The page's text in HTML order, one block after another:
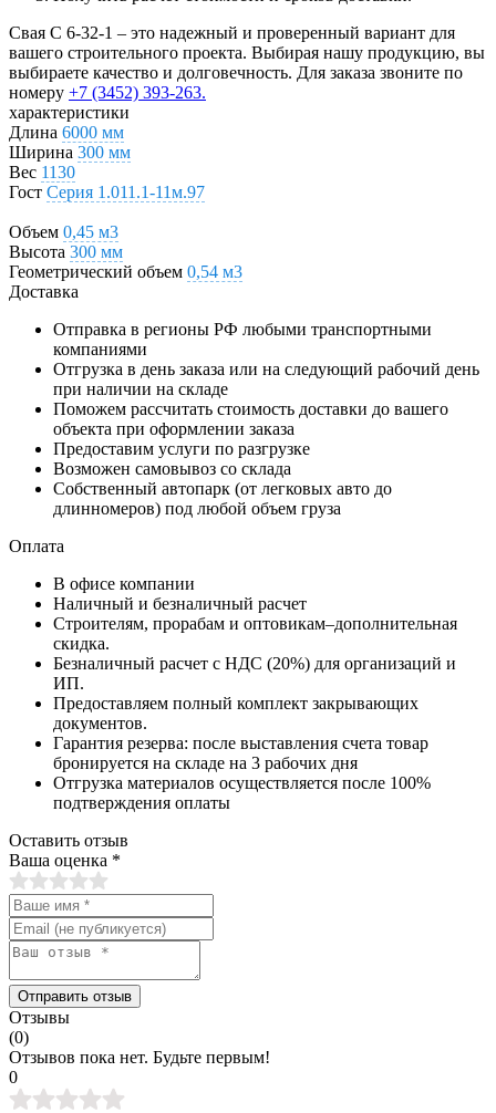
Свая С 6-32-1 – это надежный и проверенный вариант для
вашего строительного проекта. Выбирая нашу продукцию, вы
выбираете качество и долговечность. Для заказа звоните по
номеру +7 (3452) 393-263.
характеристики
Длина 6000 мм
Ширина 300 мм
Вес 1130
Гост Серия 1.011.1-11м.97
Объем 0,45 м3
Высота 300 мм
Геометрический объем 0,54 м3
Доставка
Отправка в регионы РФ любыми транспортными
компаниями
Отгрузка в день заказа или на следующий рабочий день
при наличии на складе
Поможем рассчитать стоимость доставки до вашего
объекта при оформлении заказа
Предоставим услуги по разгрузке
Возможен самовывоз со склада
Собственный автопарк (от легковых авто до
длинномеров) под любой объем груза
Оплата
В офисе компании
Наличный и безналичный расчет
Строителям, прорабам и оптовикам–дополнительная
скидка.
Безналичный расчет с НДС (20%) для организаций и
ИП.
Предоставляем полный комплект закрывающих
документов.
Гарантия резерва: после выставления счета товар
бронируется на складе на 3 рабочих дня
Отгрузка материалов осуществляется после 100%
подтверждения оплаты
Оставить отзыв
Ваша оценка *
Отправить отзыв
Отзывы
(0)
Отзывов пока нет. Будьте первым!
0